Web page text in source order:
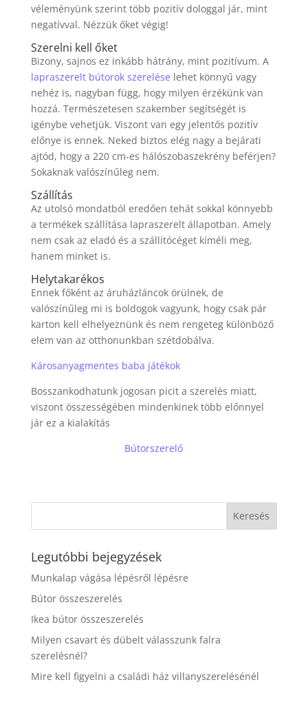
véleményünk szerint több pozitív dologgal jár, mint
negatívval. Nézzük őket végig!
Szerelni kell őket
Bizony, sajnos ez inkább hátrány, mint pozitívum. A
lapraszerelt bútorok szerelése lehet könnyű vagy
nehéz is, nagyban függ, hogy milyen érzékünk van
hozzá. Természetesen szakember segítségét is
igénybe vehetjük. Viszont van egy jelentős pozitív
előnye is ennek. Neked biztos elég nagy a bejárati
ajtód, hogy a 220 cm-es hálószobaszekrény beférjen?
Sokaknak valószínűleg nem.
Szállítás
Az utolsó mondatból eredően tehát sokkal könnyebb
a termékek szállítása lapraszerelt állapotban. Amely
nem csak az eladó és a szállítócéget kíméli meg,
hanem minket is.
Helytakarékos
Ennek főként az áruházláncok örülnek, de
valószínűleg mi is boldogok vagyunk, hogy csak pár
karton kell elhelyeznünk és nem rengeteg különböző
elem van az otthonunkban szétdobálva.
Károsanyagmentes baba játékok
Bosszankodhatunk jogosan picit a szerelés miatt,
viszont összességében mindenkinek több előnnyel
jár ez a kialakítás
Bútorszerelő
Legutóbbi bejegyzések
Munkalap vágása lépésről lépésre
Bútor összeszerelés
Ikea bútor összeszerelés
Milyen csavart és dübelt válasszunk falra
szerelésnél?
Mire kell figyelni a családi ház villanyszerelésénél